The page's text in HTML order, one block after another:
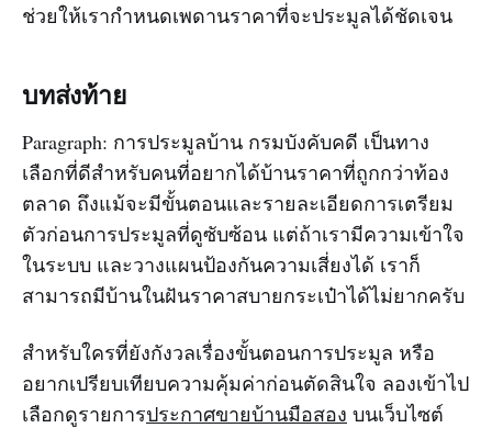
ช่วยให้เรากำหนดเพดานราคาที่จะประมูลได้ชัดเจน
บทส่งท้าย
Paragraph: การประมูลบ้าน กรมบังคับคดี เป็นทาง
เลือกที่ดีสำหรับคนที่อยากได้บ้านราคาที่ถูกกว่าท้อง
ตลาด ถึงแม้จะมีขั้นตอนและรายละเอียดการเตรียม
ตัวก่อนการประมูลที่ดูซับซ้อน แต่ถ้าเรามีความเข้าใจ
ในระบบ และวางแผนป้องกันความเสี่ยงได้ เราก็
สามารถมีบ้านในฝันราคาสบายกระเป๋าได้ไม่ยากครับ
สำหรับใครที่ยังกังวลเรื่องขั้นตอนการประมูล หรือ
อยากเปรียบเทียบความคุ้มค่าก่อนตัดสินใจ ลองเข้าไป
เลือกดูรายการประกาศขายบ้านมือสอง บนเว็บไซต์